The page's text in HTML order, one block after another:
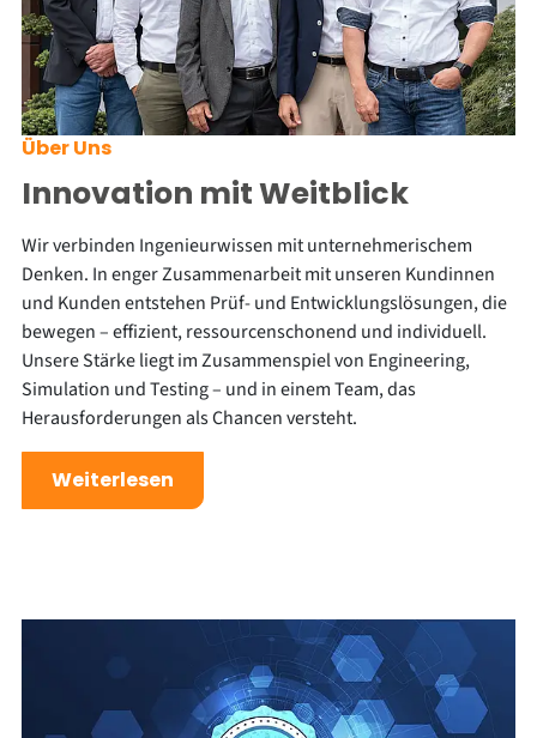
Über Uns
Innovation mit Weitblick
Wir verbinden Ingenieurwissen mit unternehmerischem
Denken. In enger Zusammenarbeit mit unseren Kundinnen
und Kunden entstehen Prüf- und Entwicklungslösungen, die
bewegen – effizient, ressourcenschonend und individuell.
Unsere Stärke liegt im Zusammenspiel von Engineering,
Simulation und Testing – und in einem Team, das
Herausforderungen als Chancen versteht.
Weiterlesen